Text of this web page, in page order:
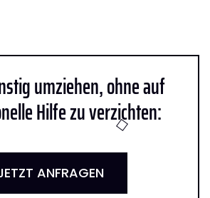
umziehen, ohne auf
Hilfe zu verzichten:
ANFRAGEN